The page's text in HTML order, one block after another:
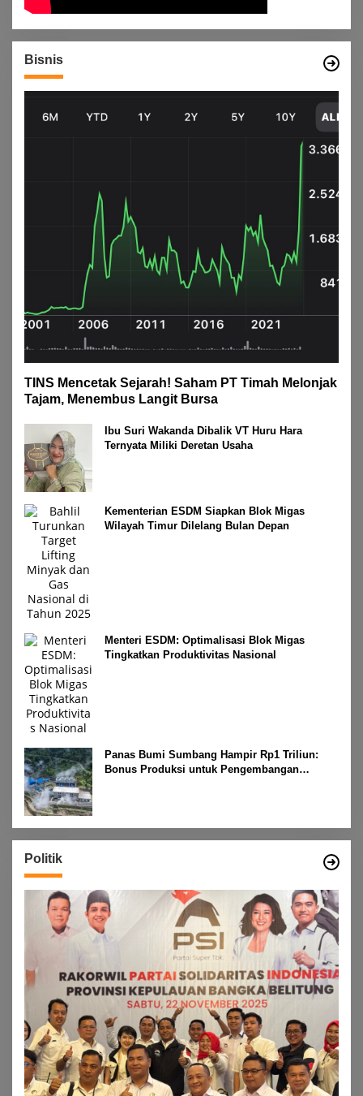
Bisnis
TINS Mencetak Sejarah! Saham PT Timah Melonjak
Tajam, Menembus Langit Bursa
Ibu Suri Wakanda Dibalik VT Huru Hara
Ternyata Miliki Deretan Usaha
Kementerian ESDM Siapkan Blok Migas
Wilayah Timur Dilelang Bulan Depan
Menteri ESDM: Optimalisasi Blok Migas
Tingkatkan Produktivitas Nasional
Panas Bumi Sumbang Hampir Rp1 Triliun:
Bonus Produksi untuk Pengembangan
Politik